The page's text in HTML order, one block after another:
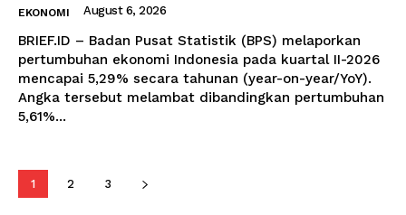
EKONOMI August 6, 2026
BRIEF.ID – Badan Pusat Statistik (BPS) melaporkan
pertumbuhan ekonomi Indonesia pada kuartal II-2026
mencapai 5,29% secara tahunan (year-on-year/YoY).
Angka tersebut melambat dibandingkan pertumbuhan
5,61%...
1 2 3